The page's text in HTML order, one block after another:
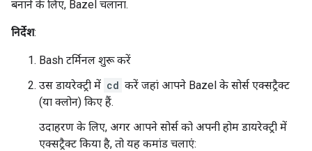
बनाने के लिए, Bazel चलाना.
निर्देश:
Bash टर्मिनल शुरू करें
उस डायरेक्ट्री में cd करें जहां आपने Bazel के सोर्स एक्सट्रैक्ट
(या क्लोन) किए हैं.
उदाहरण के लिए, अगर आपने सोर्स को अपनी होम डायरेक्ट्री में
एक्सट्रैक्ट किया है, तो यह कमांड चलाएं: